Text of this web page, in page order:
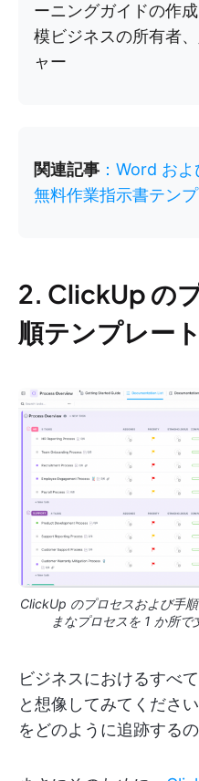
ーニングガイドの作
模ビジネスの所有者
ャー
関連記事 ：Word お
無料作業指示書テン
2. ClickUp の
順テンプレート
ClickUp のプロセスおよび手
まなプロセスを 1 か所で
ビジネスにおけるすべ
と想像してみてくださ
をどのように追跡する